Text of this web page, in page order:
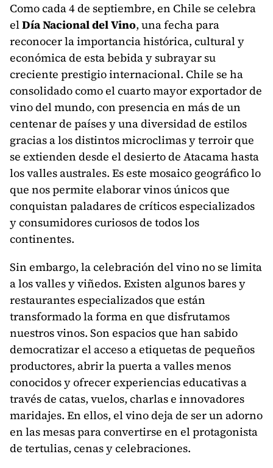
Como cada 4 de septiembre, en Chile se celebra
elDía Nacional del Vino, una fecha para
reconocer la importancia histórica, cultural y
económica de esta bebida y subrayar su
creciente prestigio internacional. Chile se ha
consolidado como el cuarto mayor exportador de
vino del mundo, con presencia en más de un
centenar de países y una diversidad de estilos
gracias a los distintos microclimas y terroir que
se extienden desde el desierto de Atacama hasta
los valles australes. Es este mosaico geográfico lo
que nos permite elaborar vinos únicos que
conquistan paladares de críticos especializados
y consumidores curiosos de todos los
continentes.
Sin embargo, la celebración del vino no se limita
a los valles y viñedos. Existen algunos bares y
restaurantes especializados que están
transformado la forma en que disfrutamos
nuestros vinos. Son espacios que han sabido
democratizar el acceso a etiquetas de pequeños
productores, abrir la puerta a valles menos
conocidos y ofrecer experiencias educativas a
través de catas, vuelos, charlas e innovadores
maridajes. En ellos, el vino deja de ser un adorno
en las mesas para convertirse en el protagonista
de tertulias, cenas y celebraciones.